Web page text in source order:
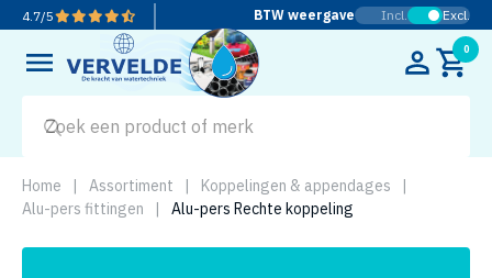
4.7/5 BTW weergave Incl. Excl.
0
Home | Assortiment | Koppelingen & appendages
|
Alu-pers fittingen
| Alu-pers Rechte koppeling